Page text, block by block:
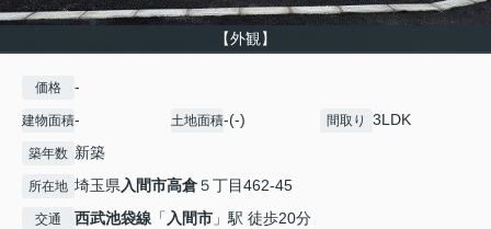
【外観】
価格 -
建物面積- 土地面積-(-) 間取り 3LDK
築年数 新築
所在地 埼玉県入間市高倉５丁目462-45
交通 西武池袋線 「入間市 」駅 徒歩20分